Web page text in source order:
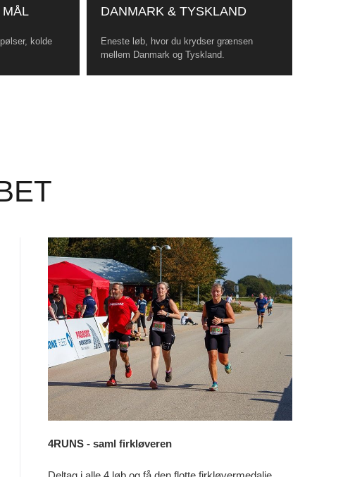
MÅL
kolde
DANMARK & TYSKLAND
Eneste løb, hvor du krydser grænsen
mellem Danmark og Tyskland.
4RUNS - saml firkløveren